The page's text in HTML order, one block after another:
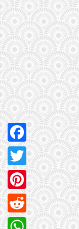
Facebook
Twitter
Pinterest
Reddit